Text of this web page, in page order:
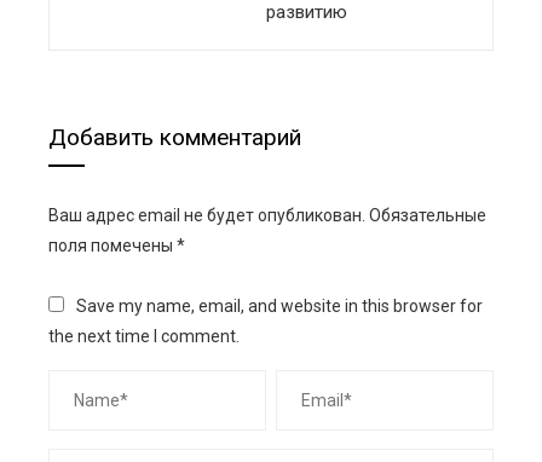
развитию
Добавить комментарий
Ваш адрес email не будет опубликован. Обязательные
поля помечены *
Save my name, email, and website in this browser for
the next time I comment.